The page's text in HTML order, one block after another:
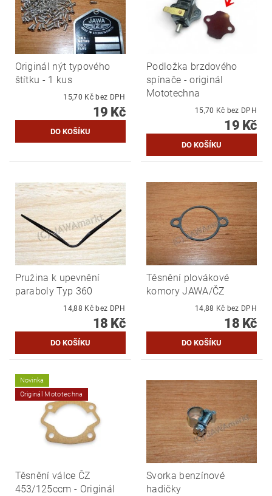
Originál nýt typového
štítku - 1 kus
15,70 Kč bez DPH
19 Kč
Podložka brzdového
spínače - originál
Mototechna
15,70 Kč bez DPH
19 Kč
Pružina k upevnění
paraboly Typ 360
14,88 Kč bez DPH
18 Kč
Těsnění plovákové
komory JAWA/ČZ
14,88 Kč bez DPH
18 Kč
Novinka
Originál Mototechna
Těsnění válce ČZ
453/125ccm - Originál
Svorka benzínové
hadičky